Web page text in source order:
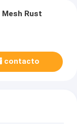
Rust
contacto